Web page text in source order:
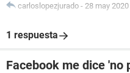
carloslopezjurado - 28 may
1 respuesta
Facebook me dice 'no